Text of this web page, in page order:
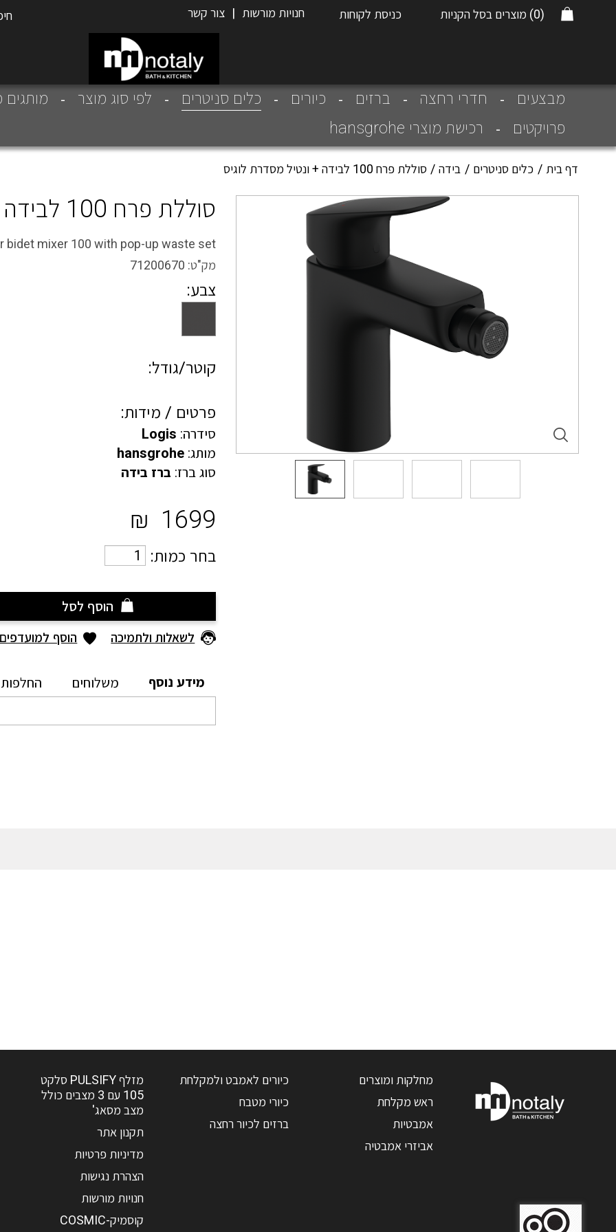
(0) מוצרים בסל הקניות כניסת לקוחות חנויות מורשות | צור קשר
מבצעים חדרי רחצה ברזים כיורים
כלים סניטרים
לפי סוג מוצר
מותגים
פרויקטים
רכישת מוצרי hansgrohe
דף בית כלים סניטרים בידה סוללת פרח 100 לבידה + ונטיל מסדרת לוגיס
סוללת פרח 100 לבידה + ונטיל מסדרת לוגיס
bidet mixer 100 with pop-up waste set
מק"ט: 71200670
צבע:
קוטר/גודל:
פרטים / מידות:
סידרה: Logis
מותג: hansgrohe
סוג ברז: ברז בידה
1699
₪
בחר כמות:
הוסף לסל
לשאלות ולתמיכה הוסף למועדפים
מידע נוסף משלוחים החלפות
מחלקות ומוצרים
ראש מקלחת
אמבטיות
אביזרי אמבטיה
כיורים לאמבט ולמקלחת
כיורי מטבח
ברזים לכיור רחצה
מזלף PULSIFY סלקט
105 עם 3 מצבים כולל
מצב מסאג'
תקנון אתר
מדיניות פרטיות
הצהרת נגישות
חנויות מורשות
קוסמיק-COSMIC